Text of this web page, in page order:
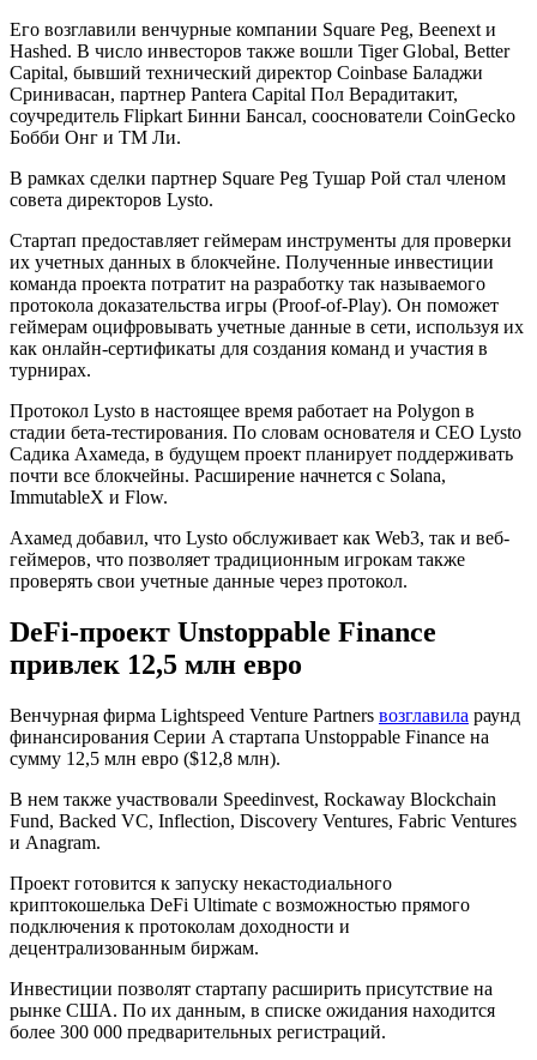
Его возглавили венчурные компании Square Peg, Beenext и
Hashed. В число инвесторов также вошли Tiger Global, Better
Capital, бывший технический директор Coinbase Баладжи
Сринивасан, партнер Pantera Capital Пол Верадитакит,
соучредитель Flipkart Бинни Бансал, сооснователи CoinGecko
Бобби Онг и ТМ Ли.
В рамках сделки партнер Square Peg Тушар Рой стал членом
совета директоров Lysto.
Стартап предоставляет геймерам инструменты для проверки
их учетных данных в блокчейне. Полученные инвестиции
команда проекта потратит на разработку так называемого
протокола доказательства игры (Proof-of-Play). Он поможет
геймерам оцифровывать учетные данные в сети, используя их
как онлайн-сертификаты для создания команд и участия в
турнирах.
Протокол Lysto в настоящее время работает на Polygon в
стадии бета-тестирования. По словам основателя и CEO Lysto
Садика Ахамеда, в будущем проект планирует поддерживать
почти все блокчейны. Расширение начнется с Solana,
ImmutableX и Flow.
Ахамед добавил, что Lysto обслуживает как Web3, так и веб-
геймеров, что позволяет традиционным игрокам также
проверять свои учетные данные через протокол.
DeFi-проект Unstoppable Finance
привлек 12,5 млн евро
Венчурная фирма Lightspeed Venture Partners возглавила раунд
финансирования Серии A стартапа Unstoppable Finance на
сумму 12,5 млн евро ($12,8 млн).
В нем также участвовали Speedinvest, Rockaway Blockchain
Fund, Backed VC, Inflection, Discovery Ventures, Fabric Ventures
и Anagram.
Проект готовится к запуску некастодиального
криптокошелька DeFi Ultimate с возможностью прямого
подключения к протоколам доходности и
децентрализованным биржам.
Инвестиции позволят стартапу расширить присутствие на
рынке США. По их данным, в списке ожидания находится
более 300 000 предварительных регистраций.